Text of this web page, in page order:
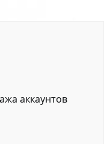
аккаунтов